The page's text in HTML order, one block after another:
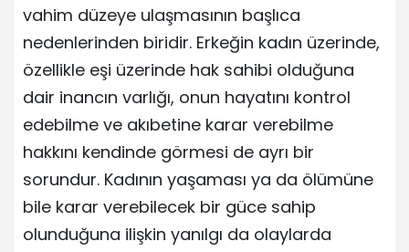
vahim düzeye ulaşmasının başlıca
nedenlerinden biridir. Erkeğin kadın üzerinde,
özellikle eşi üzerinde hak sahibi olduğuna
dair inancın varlığı, onun hayatını kontrol
edebilme ve akıbetine karar verebilme
hakkını kendinde görmesi de ayrı bir
sorundur. Kadının yaşaması ya da ölümüne
bile karar verebilecek bir güce sahip
olunduğuna ilişkin yanılgı da olaylarda